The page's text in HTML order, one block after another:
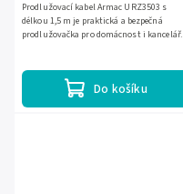
Do košíku
Prodlužovací kabel Armac URZ3503 s
délkou 1,5 m je praktická a bezpečná
prodlužovačka pro domácnost i kancelář.